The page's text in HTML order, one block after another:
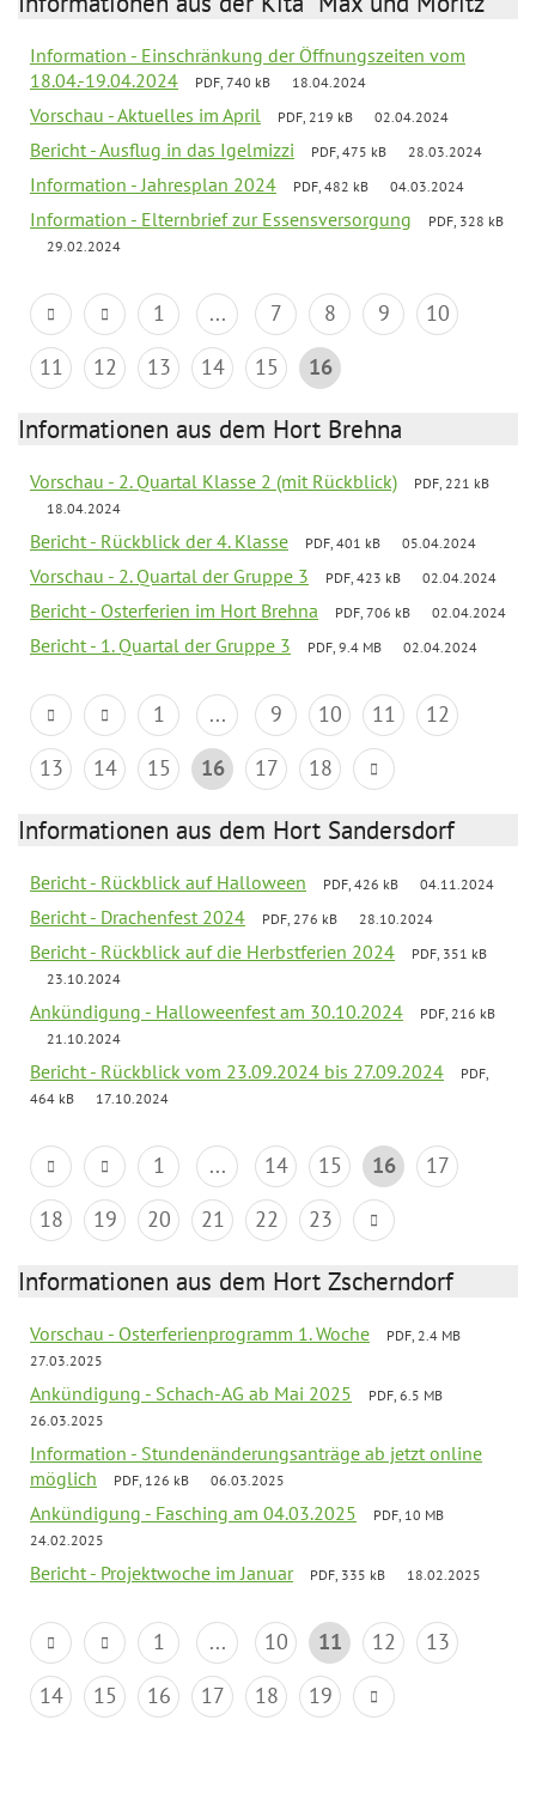
Information - Einschränkung der Öffnungszeiten vom
18.04.-19.04.2024
PDF, 740 kB 18.04.2024
Vorschau - Aktuelles im April PDF, 219 kB 02.04.2024
Bericht - Ausflug in das Igelmizzi PDF, 475 kB 28.03.2024
Information - Jahresplan 2024 PDF, 482 kB 04.03.2024
Information - Elternbrief zur Essensversorgung
PDF, 328 kB
29.02.2024
1 ... 7 8 9
10
11
12 13 14 15 16
Informationen aus dem Hort Brehna
Vorschau - 2. Quartal Klasse 2 (mit Rückblick)
PDF, 221 kB
18.04.2024
Bericht - Rückblick der 4. Klasse PDF, 401 kB 05.04.2024
Vorschau - 2. Quartal der Gruppe 3 PDF, 423 kB 02.04.2024
Bericht - Osterferien im Hort Brehna PDF, 706 kB 02.04.2024
Bericht - 1. Quartal der Gruppe 3 PDF, 9.4 MB 02.04.2024
1 ... 9 10 11
12
13
14 15 16 17 18
Informationen aus dem Hort Sandersdorf
Bericht - Rückblick auf Halloween PDF, 426 kB 04.11.2024
Bericht - Drachenfest 2024 PDF, 276 kB 28.10.2024
Bericht - Rückblick auf die Herbstferien 2024
PDF, 351 kB
23.10.2024
Ankündigung - Halloweenfest am 30.10.2024
PDF, 216 kB
21.10.2024
Bericht - Rückblick vom 23.09.2024 bis 27.09.2024
PDF,
464 kB
17.10.2024
1 ... 14 15 16
17
18
19 20 21 22 23
Informationen aus dem Hort Zscherndorf
Vorschau - Osterferienprogramm 1. Woche
PDF, 2.4 MB
27.03.2025
Ankündigung - Schach-AG ab Mai 2025
PDF, 6.5 MB
26.03.2025
Information - Stundenänderungsanträge ab jetzt online
möglich
PDF, 126 kB 06.03.2025
Ankündigung - Fasching am 04.03.2025
PDF, 10 MB
24.02.2025
Bericht - Projektwoche im Januar PDF, 335 kB 18.02.2025
1 ... 10 11 12
13
14
15 16 17 18 19